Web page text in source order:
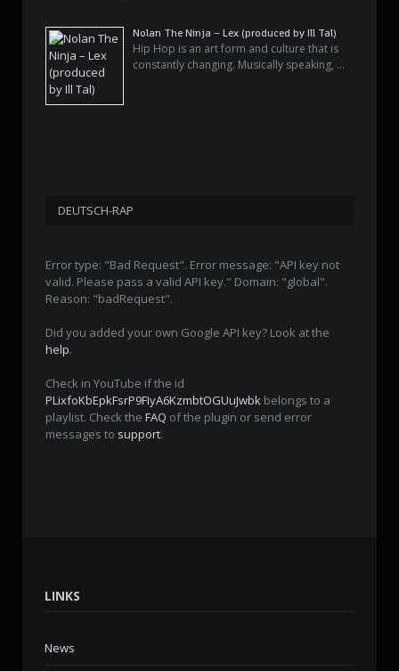
Nolan The Ninja – Lex (produced by Ill Tal)
Hip Hop is an art form and culture that is
constantly changing. Musically speaking, …
DEUTSCH-RAP
Error type: "Bad Request". Error message: "API key not
valid. Please pass a valid API key." Domain: "global".
Reason: "badRequest".
Did you added your own Google API key? Look at the
help.
Check in YouTube if the id
PLixfoKbEpkFsrP9FIyA6KzmbtOGUuJwbk belongs to a
playlist. Check the FAQ of the plugin or send error
messages to support.
LINKS
News